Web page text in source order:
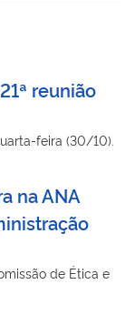
reunião
feira (30/10).
na ANA
de Ética e